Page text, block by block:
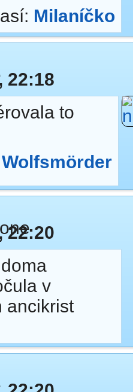
Milaníčko
22:18
to
Wolfsmörder
22:20
v
ancikrist